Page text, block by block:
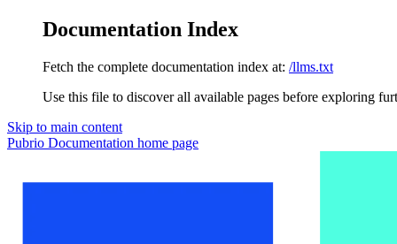
Documentation Index
Fetch the complete documentation index at: /llms.txt
Use this file to discover all available pages before exploring
Skip to main content
Pubrio Documentation home page